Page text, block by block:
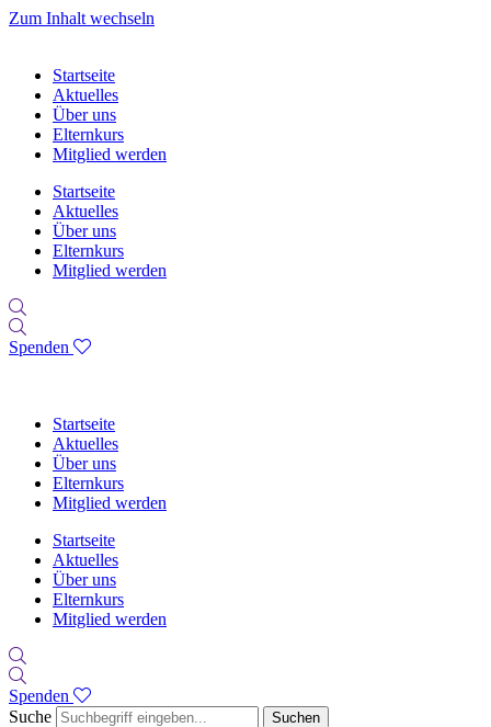
Zum Inhalt wechseln
Startseite
Aktuelles
Über uns
Elternkurs
Mitglied werden
Startseite
Aktuelles
Über uns
Elternkurs
Mitglied werden
Spenden
Startseite
Aktuelles
Über uns
Elternkurs
Mitglied werden
Startseite
Aktuelles
Über uns
Elternkurs
Mitglied werden
Spenden
Suche
Suchen